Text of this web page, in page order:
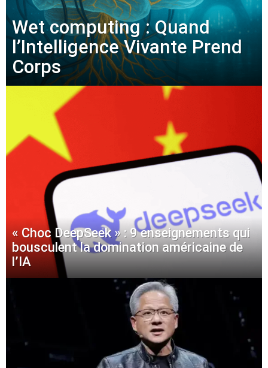
Wet computing : Quand
l’Intelligence Vivante Prend
Corps
« Choc DeepSeek » : 9 enseignements qui
bousculent la domination américaine de
l’IA